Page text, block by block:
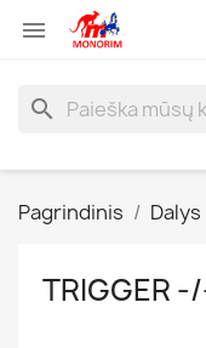

search
Pagrindinis Dalys
TRIGGER